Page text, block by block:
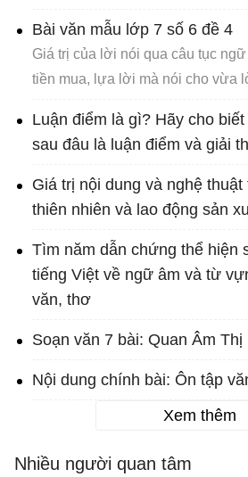
Bài văn mẫu lớp 7 số 6 đề 4
Giá trị của lời nói qua câu tục
tiền mua, lựa lời mà nói cho vừa
Luận điểm là gì? Hãy cho
sau đâu là luận điểm và giải
Giá trị nội dung và nghệ
thiên nhiên và lao động sản
Tìm năm dẫn chứng thể hiện
tiếng Việt về ngữ âm và từ
văn, thơ
Soạn văn 7 bài: Quan Âm
Nội dung chính bài: Ôn tập
Xem thêm
Nhiều người quan tâm